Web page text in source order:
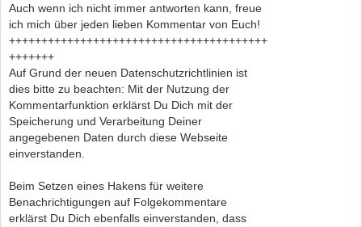
Auch wenn ich nicht immer antworten kann, freue
ich mich über jeden lieben Kommentar von Euch!
++++++++++++++++++++++++++++++++++++++++
+++++++
Auf Grund der neuen Datenschutzrichtlinien ist
dies bitte zu beachten: Mit der Nutzung der
Kommentarfunktion erklärst Du Dich mit der
Speicherung und Verarbeitung Deiner
angegebenen Daten durch diese Webseite
einverstanden.
Beim Setzen eines Hakens für weitere
Benachrichtigungen auf Folgekommentare
erklärst Du Dich ebenfalls einverstanden, dass